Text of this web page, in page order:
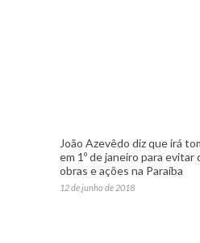
João Azevêdo diz que irá
em 1º de janeiro para
obras e ações na Paraíba
12 de junho de 2018